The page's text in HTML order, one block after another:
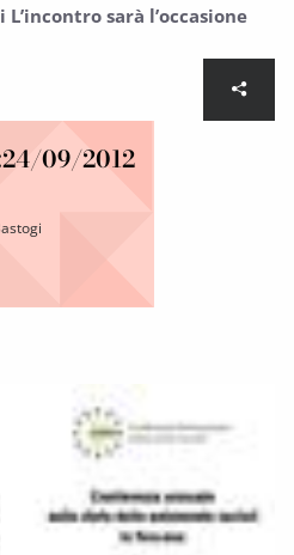
sarà l’occasione
24/09/2012